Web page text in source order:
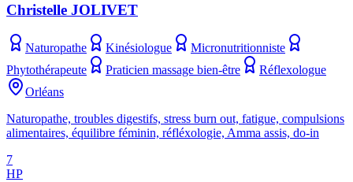
Christelle JOLIVET
Naturopathe Kinésiologue
Micronutritionniste
Phytothérapeute
Praticien massage bien-être
Réflexologue
Orléans
Naturopathe, troubles digestifs, stress burn out, fatigue, compulsions
alimentaires, équilibre féminin, réfléxologie, Amma assis, do-in
7
HP